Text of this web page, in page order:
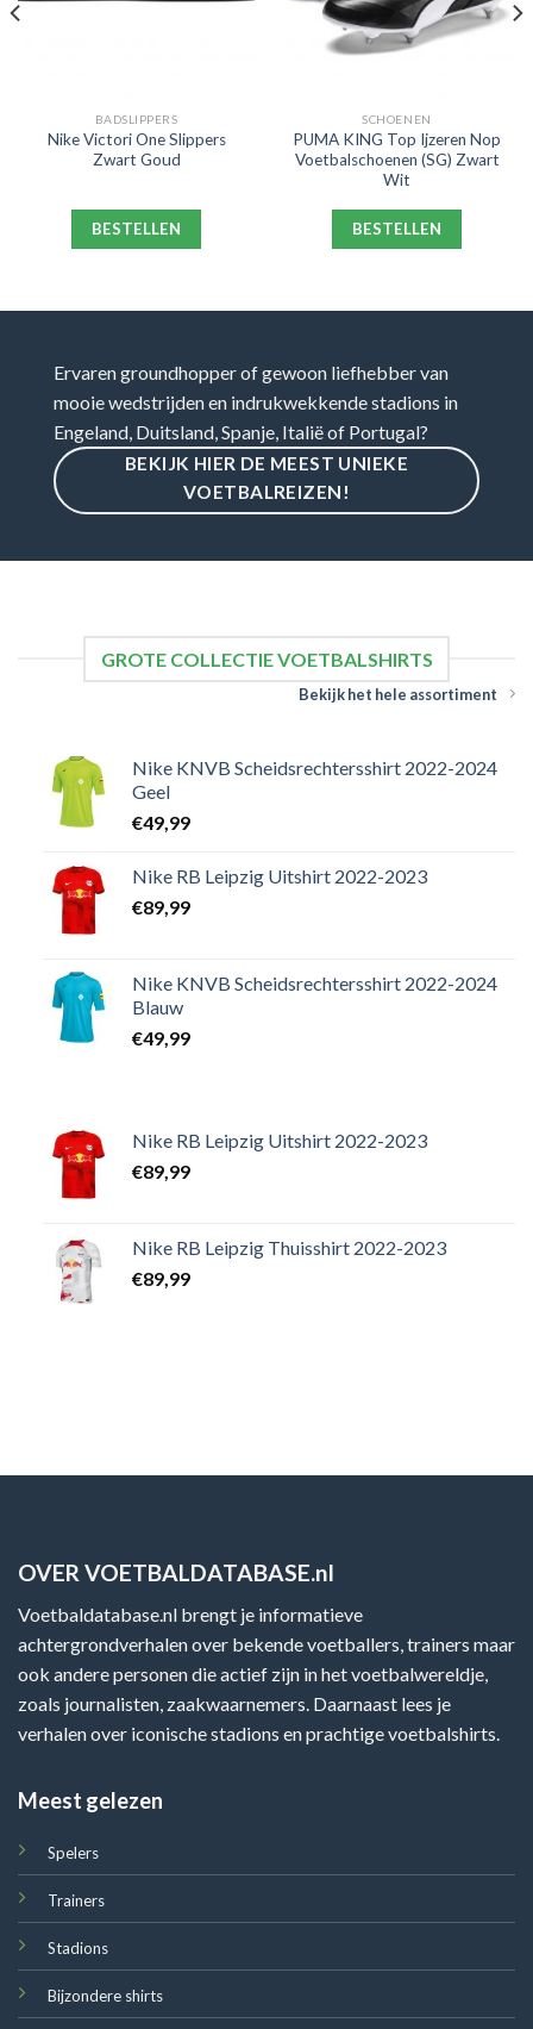
BADSLIPPERS
Nike Victori One Slippers
Zwart Goud
BESTELLEN
SCHOENEN
PUMA KING Top Ijzeren Nop
Voetbalschoenen (SG) Zwart
Wit
BESTELLEN
Ervaren groundhopper of gewoon liefhebber van
mooie wedstrijden en indrukwekkende stadions in
Engeland, Duitsland, Spanje, Italië of Portugal?
BEKIJK HIER DE MEEST UNIEKE
VOETBALREIZEN!
GROTE COLLECTIE VOETBALSHIRTS
Bekijk het hele assortiment
Nike KNVB Scheidsrechtersshirt 2022-2024
Geel
€49,99
Nike RB Leipzig Uitshirt 2022-2023
€89,99
Nike KNVB Scheidsrechtersshirt 2022-2024
Blauw
€49,99
Nike RB Leipzig Uitshirt 2022-2023
€89,99
Nike RB Leipzig Thuisshirt 2022-2023
€89,99
OVER VOETBALDATABASE.nl
Voetbaldatabase.nl brengt je informatieve
achtergrondverhalen over bekende voetballers, trainers maar
ook andere personen die actief zijn in het voetbalwereldje,
zoals journalisten, zaakwaarnemers. Daarnaast lees je
verhalen over iconische stadions en prachtige voetbalshirts.
Meest gelezen
Spelers
Trainers
Stadions
Bijzondere shirts